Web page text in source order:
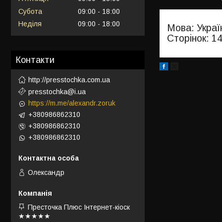
Мова:
Сторінок:
Субота
09:00
18:00
Неділя
09:00 18:00
Контакти
http://presstochka.com.ua
presstochka@i.ua
https://m.me/alexandr.zoruk
+380986862310
+380986862310
+380986862310
Олександр
Престочка Плюс Інтернет-кіоск
★★★★★